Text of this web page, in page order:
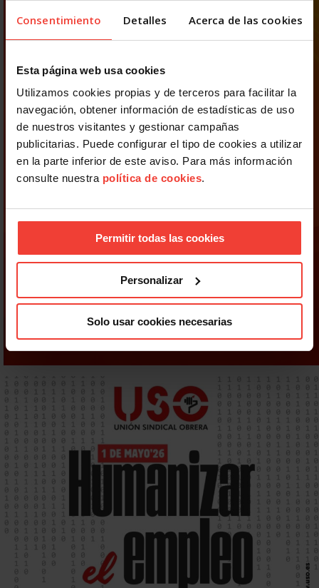
Consentimiento Detalles Acerca de las cookies
Esta página web usa cookies
Utilizamos cookies propias y de terceros para facilitar la
navegación, obtener información de estadísticas de uso
de nuestros visitantes y gestionar campañas
publicitarias. Puede configurar el tipo de cookies a utilizar
en la parte inferior de este aviso. Para más información
consulte nuestra política de cookies.
Permitir todas las cookies
Personalizar
Solo usar cookies necesarias